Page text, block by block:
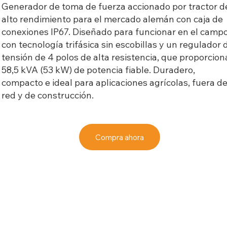
Generador de toma de fuerza accionado por tractor
alto rendimiento para el mercado alemán con caja de
conexiones IP67. Diseñado para funcionar en el
con tecnología trifásica sin escobillas y un regulador
tensión de 4 polos de alta resistencia, que
58,5 kVA (53 kW) de potencia fiable. Duradero,
compacto e ideal para aplicaciones agrícolas, fuera
red y de construcción.
Compra ahora